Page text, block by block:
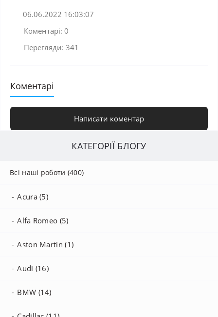
06.06.2022 16:03:07
Коментарі: 0
Перегляди: 341
Коментарі
Написати коментар
КАТЕГОРІЇ БЛОГУ
Всі наші роботи (400)
Acura (5)
Alfa Romeo (5)
Aston Martin (1)
Audi (16)
BMW (14)